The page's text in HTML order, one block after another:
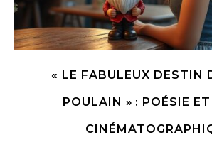
« LE FABULEUX DESTIN
POULAIN » : POÉSIE